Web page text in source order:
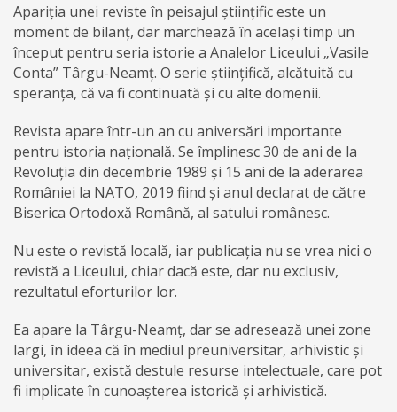
Apariția unei reviste în peisajul științific este un
moment de bilanț, dar marchează în același timp un
început pentru seria istorie a Analelor Liceului „Vasile
Conta” Târgu-Neamț. O serie științifică, alcătuită cu
speranța, că va fi continuată și cu alte domenii.
Revista apare într-un an cu aniversări importante
pentru istoria națională. Se împlinesc 30 de ani de la
Revoluția din decembrie 1989 și 15 ani de la aderarea
României la NATO, 2019 fiind și anul declarat de către
Biserica Ortodoxă Română, al satului românesc.
Nu este o revistă locală, iar publicația nu se vrea nici o
revistă a Liceului, chiar dacă este, dar nu exclusiv,
rezultatul eforturilor lor.
Ea apare la Târgu-Neamț, dar se adresează unei zone
largi, în ideea că în mediul preuniversitar, arhivistic și
universitar, există destule resurse intelectuale, care pot
fi implicate în cunoașterea istorică și arhivistică.